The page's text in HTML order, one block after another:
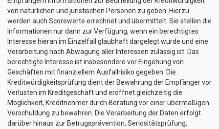
von natürlichen und juristischen Personen zu geben. Hierzu
werden auch Scorewerte errechnet und übermittelt. Sie stellen die
Informationen nur dann zur Verfügung, wenn ein berechtigtes
Interesse hieran im Einzelfall glaubhaft dargelegt wurde und eine
Verarbeitung nach Abwägung aller Interessen zulässig ist. Das
berechtigte Interesse ist insbesondere vor Eingehung von
Geschäften mit finanziellem Ausfallrisiko gegeben. Die
Kreditwürdigkeitsprüfung dient der Bewahrung der Empfänger vor
Verlusten im Kreditgeschäft und eröffnet gleichzeitig die
Möglichkeit, Kreditnehmer durch Beratung vor einer übermäßigen
Verschuldung zu bewahren. Die Verarbeitung der Daten erfolgt
darüber hinaus zur Betrugsprävention, Seriositätsprüfung,